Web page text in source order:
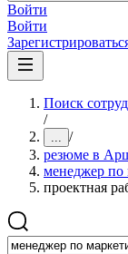
Войти
Войти
Поиск
/
... /
резюме в
менеджер по
проектная